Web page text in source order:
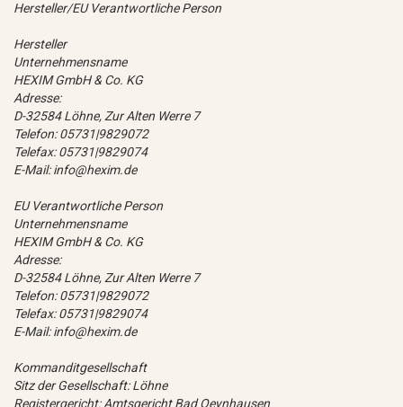
Hersteller/EU Verantwortliche Person
Hersteller
Unternehmensname
HEXIM GmbH & Co. KG
Adresse:
D-32584 Löhne, Zur Alten Werre 7
Telefon: 05731|9829072
Telefax: 05731|9829074
E-Mail: info@hexim.de
EU Verantwortliche Person
Unternehmensname
HEXIM GmbH & Co. KG
Adresse:
D-32584 Löhne, Zur Alten Werre 7
Telefon: 05731|9829072
Telefax: 05731|9829074
E-Mail: info@hexim.de
Kommanditgesellschaft
Sitz der Gesellschaft: Löhne
Registergericht: Amtsgericht Bad Oeynhausen